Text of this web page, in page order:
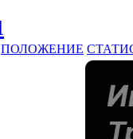
ПОЛОЖЕНИЕ